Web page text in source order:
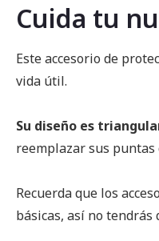
la
galería
imágenes
Cuida tu
Este accesorio de
vida útil.
Su diseño es
reemplazar sus puntas
Recuerda que los
básicas, así no tendrás